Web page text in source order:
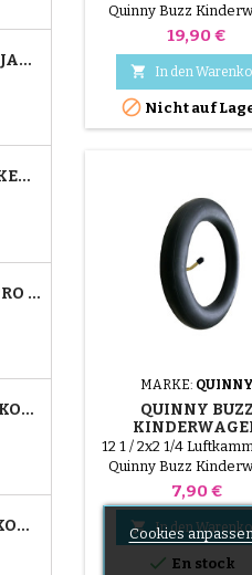
SCHLAUCH FÜR JANÉ SLALOM PRO UND POWERTWIN KINDERWAGEN
BUGABOO DONKEY KINDERWAGEN FRONT INNENROHR
JANÉ SLALOM PRO UND POWERTWIN KINDERWAGENREIFEN
REIFEN 39X177 KOMPATIBEL MIT BUGABOO DONKEY KINDERWAGEN - FÜR VORDERRAD
REIFEN 47-203 KOMPATIBEL MIT BUGABOO DONKEY KINDERWAGEN - FÜR HINTERRAD
Quinny Buzz
Preis
19,90 €
 In den
 Nicht auf
MARKE: QUINNY
QUINNY BUZZ
INNENROHR
12 1 / 2x2 1/4
Quinny Buzz
Preis
7,90 €
 In den
 En stock
Cookies